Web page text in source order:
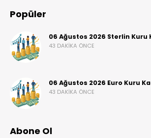
Popüler
06 Ağustos 2026 Sterlin Kuru
43 DAKIKA ÖNCE
06 Ağustos 2026 Euro Kuru
43 DAKIKA ÖNCE
Abone Ol